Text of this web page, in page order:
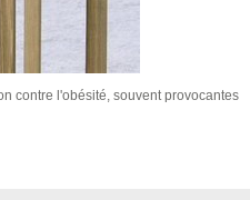
contre l'obésité, souvent provocantes